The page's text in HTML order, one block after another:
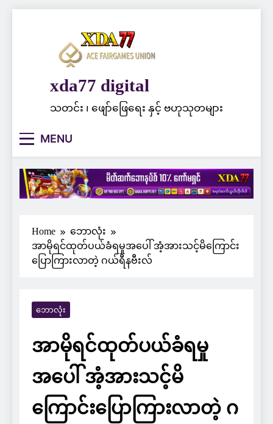
xda77 digital
သတင်း ၊ ဖျော်ဖြေရေး နှင့် ဗဟုသုတများ
MENU
Home
ဘောလုံး
အာမိုရင်ထုတ်ပယ်ခံရမှုအပေါ် အံ့အားသင့်မိကြောင်း
ပြောကြားလာတဲ့ ဂယ်ရီနဗီးလ်
ဘောလုံး
အာမိုရင်ထုတ်ပယ်ခံရမှု
အပေါ် အံ့အားသင့်မိ
ကြောင်းပြောကြားလာတဲ့ ဂ